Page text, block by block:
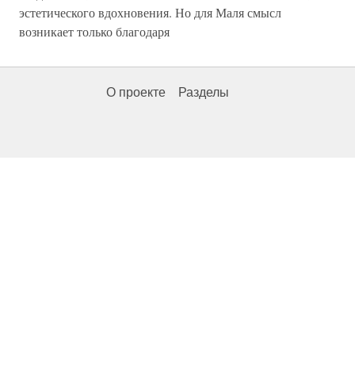
эстетического вдохновения. Но для Маля смысл
возникает только благодаря
О проекте Разделы